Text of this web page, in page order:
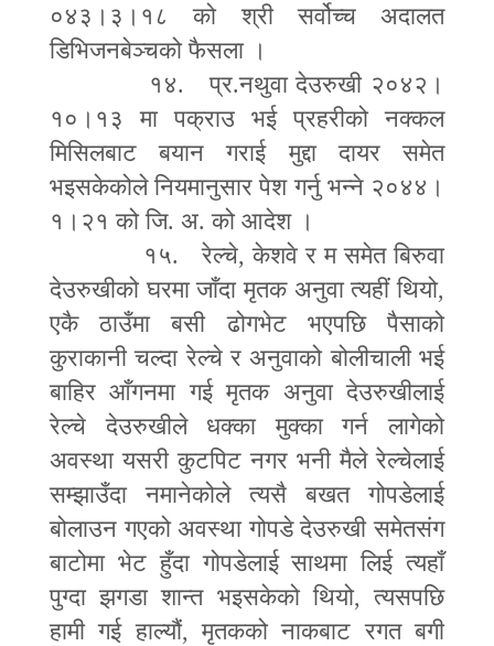
०४३।३।१८ को श्री सर्वोच्च अदालत
डिभिजनबेञ्चको फैसला ।
१४. प्र.नथुवा देउरुखी २०४२।
१०।१३ मा पक्राउ भई प्रहरीको नक्कल
मिसिलबाट बयान गराई मुद्दा दायर समेत
भइसकेकोले नियमानुसार पेश गर्नु भन्ने २०४४।
१।२१ को जि. अ. को आदेश ।
१५. रेल्चे,केशवे र म समेत बिरुवा
देउरुखीको घरमा जाँदा मृतक अनुवा त्यहीं थियो,
एकै ठाउँमा बसी ढोगभेट भएपछि पैसाको
कुराकानी चल्दा रेल्चे र अनुवाको बोलीचाली भई
बाहिर आँगनमा गई मृतक अनुवा देउरुखीलाई
रेल्चे देउरुखीले धक्का मुक्का गर्न लागेको
अवस्था यसरी कुटपिट नगर भनी मैले रेल्चेलाई
सम्झाउँदा नमानेकोले त्यसै बखत गोपडेलाई
बोलाउन गएको अवस्था गोपडे देउरुखी समेतसंग
बाटोमा भेट हुँदा गोपडेलाई साथमा लिई त्यहाँ
पुग्दा झगडा शान्त भइसकेको थियो,त्यसपछि
हामी गई हाल्यौं,मृतकको नाकबाट रगत बगी